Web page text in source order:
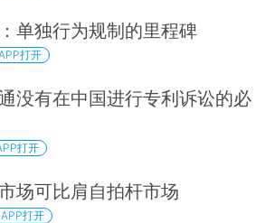
单独行为规制的里程碑
打开
没有在中国进行专利诉讼的必
打开
场可比肩自拍杆市场
APP打开